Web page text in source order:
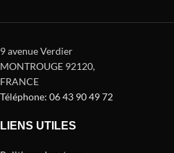
9 avenue Verdier
MONTROUGE 92120,
FRANCE
Téléphone: 06 43 90 49 72
LIENS UTILES